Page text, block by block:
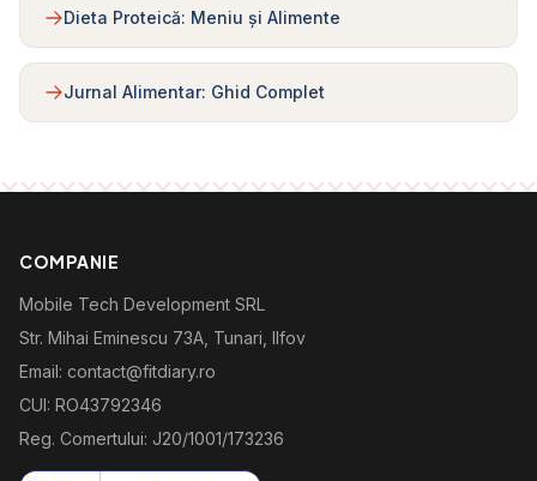
Dieta Proteică: Meniu și Alimente
Jurnal Alimentar: Ghid Complet
COMPANIE
Mobile Tech Development SRL
Str. Mihai Eminescu 73A, Tunari, Ilfov
Email: contact@fitdiary.ro
CUI: RO43792346
Reg. Comertului: J20/1001/173236